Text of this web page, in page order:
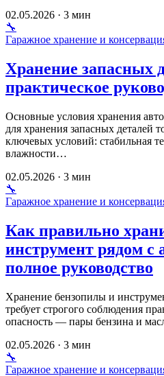
02.05.2026 · 3 мин
🔧
Гаражное хранение и
Хранение запасных
практическое
Основные условия хранения
для хранения запасных деталей
ключевых условий: стабильная
влажности…
02.05.2026 · 3 мин
🔧
Гаражное хранение и
Как правильно
инструмент рядом с
полное руководство
Хранение бензопилы и
требует строгого соблюдения
опасность — пары бензина и
02.05.2026 · 3 мин
🔧
Гаражное хранение и